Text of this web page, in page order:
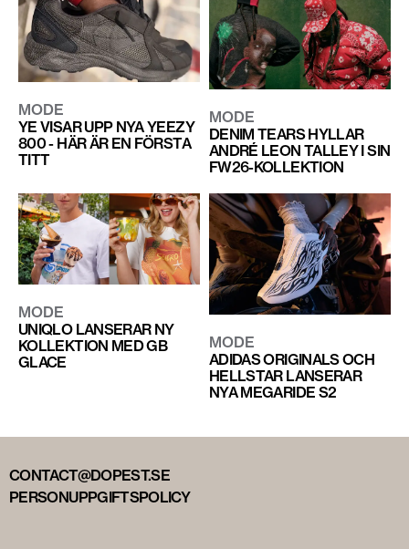
MODE
YE VISAR UPP NYA YEEZY
800 - HÄR ÄR EN FÖRSTA
TITT
MODE
DENIM TEARS HYLLAR
ANDRÉ LEON TALLEY I SIN
FW26-KOLLEKTION
MODE
UNIQLO LANSERAR NY
KOLLEKTION MED GB
GLACE
MODE
ADIDAS ORIGINALS OCH
HELLSTAR LANSERAR
NYA MEGARIDE S2
CONTACT@DOPEST.SE
PERSONUPPGIFTSPOLICY